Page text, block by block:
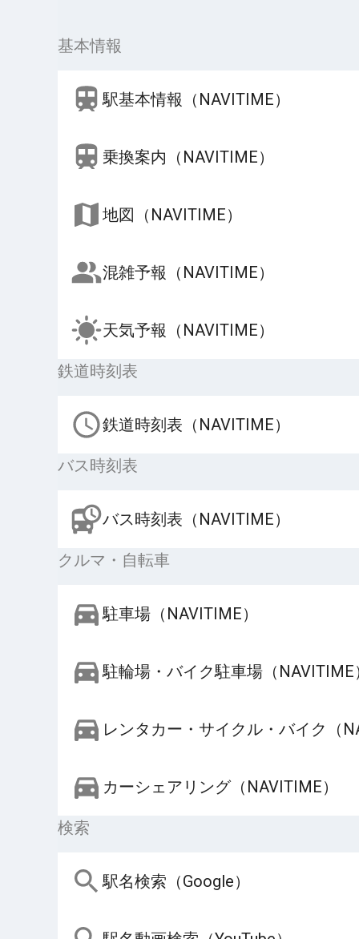
基本情報
駅基本情報（NAVITIME）
乗換案内（NAVITIME）
地図（NAVITIME）
混雑予報（NAVITIME）
天気予報（NAVITIME）
鉄道時刻表
鉄道時刻表（NAVITIME）
バス時刻表
バス時刻表（NAVITIME）
クルマ・自転車
駐車場（NAVITIME）
駐輪場・バイク駐車場（NAVITIME
レンタカー・サイクル・バイク（
カーシェアリング（NAVITIME）
検索
駅名検索（Google）